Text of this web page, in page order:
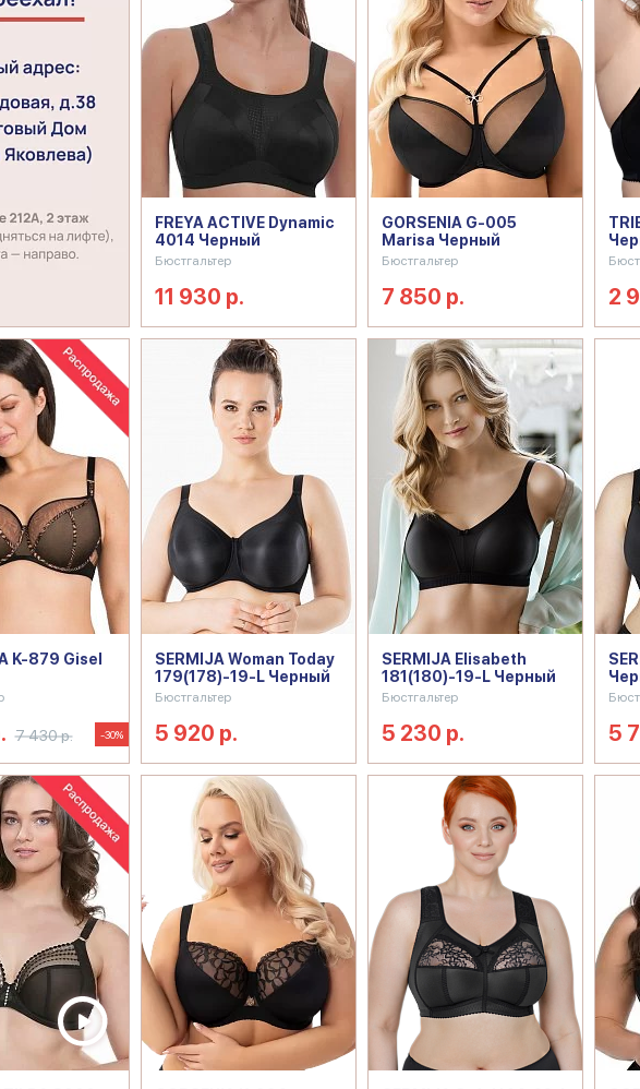
FREYA ACTIVE Dynamic
4014 Черный
Бюстгальтер
11 930 р.
GORSENIA G-005
Marisa Черный
Бюстгальтер
7 850 р. 2
K-879 Gisel
7 430 р. -30%
SERMIJA Woman Today
179(178)-19-L Черный
Бюстгальтер
5 920 р.
SERMIJA Elisabeth
181(180)-19-L Черный
Бюстгальтер
5 230 р. 5